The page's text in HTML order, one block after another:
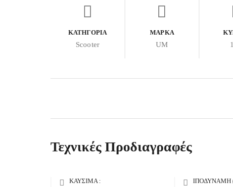
ΚΑΤΗΓΟΡΊΑ
Scooter
ΜΆΡΚΑ
UM
Τεχνικές Προδιαγραφές
ΚΑΎΣΙΜΑ :
ΙΠΟΔΎΝΑΜΗ